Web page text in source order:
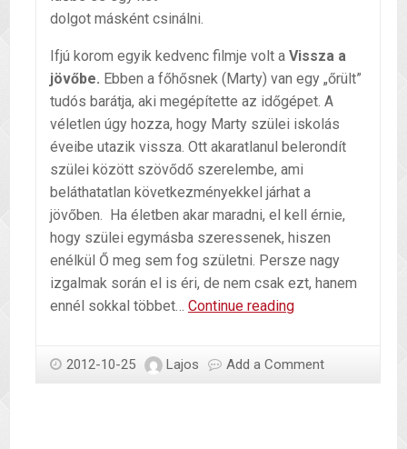
dolgot másként csinálni.
Ifjú korom egyik kedvenc filmje volt a Vissza a
jövőbe. Ebben a főhősnek (Marty) van egy „őrült”
tudós barátja, aki megépítette az időgépet. A
véletlen úgy hozza, hogy Marty szülei iskolás
éveibe utazik vissza. Ott akaratlanul belerondít
szülei között szövődő szerelembe, ami
beláthatatlan következményekkel járhat a
jövőben. Ha életben akar maradni, el kell érnie,
hogy szülei egymásba szeressenek, hiszen
enélkül Ő meg sem fog születni. Persze nagy
izgalmak során el is éri, de nem csak ezt, hanem
ennél sokkal többet… Continue readingIdőutazás
2012-10-25 Lajos Add a Comment